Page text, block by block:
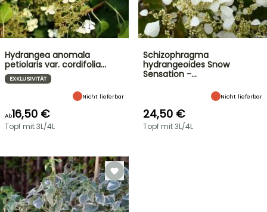
Hydrangea anomala
petiolaris var. cordifolia…
EXKLUSIVITÄT
Nicht lieferbar
Ab16,50 €
Topf mit 3L/4L
Schizophragma
hydrangeoides Snow
Sensation -…
Nicht lieferbar
24,50 €
Topf mit 3L/4L